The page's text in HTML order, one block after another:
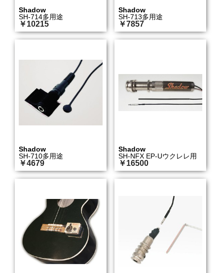
Shadow
SH-714多用途
￥10215
Shadow
SH-713多用途
￥7857
Shadow
SH-710多用途
￥4679
Shadow
SH-NFX EP-Uウクレレ用
￥16500